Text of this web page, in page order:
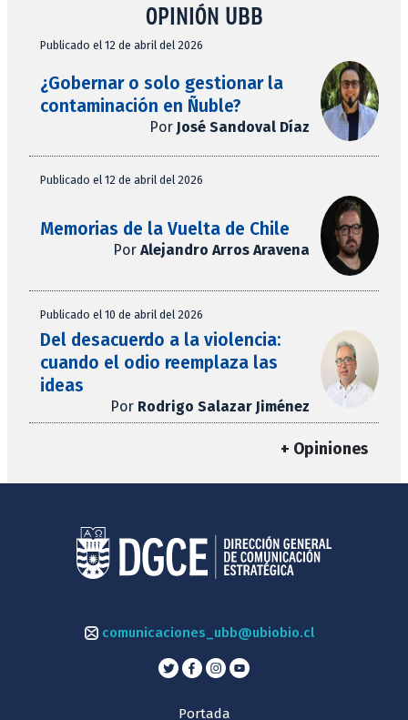
OPINIÓN UBB
Publicado el 12 de abril del 2026
¿Gobernar o solo gestionar la
contaminación en Ñuble?
Por José Sandoval Díaz
Publicado el 12 de abril del 2026
Memorias de la Vuelta de Chile
Por Alejandro Arros Aravena
Publicado el 10 de abril del 2026
Del desacuerdo a la violencia:
cuando el odio reemplaza las
ideas
Por Rodrigo Salazar Jiménez
+ Opiniones
comunicaciones_ubb@ubiobio.cl
Portada